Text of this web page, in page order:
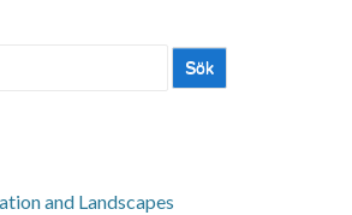
and Landscapes